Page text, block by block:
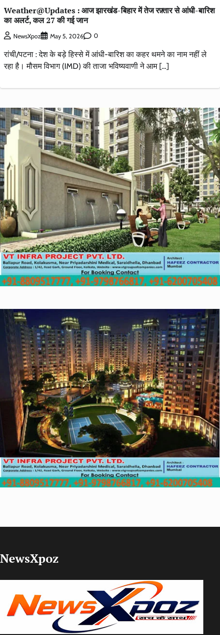
Weather@Updates : आज झारखंड-बिहार में तेज रफ़्तार से आंधी-बारिश
का अलर्ट, कल 27 की गई जान
NewsXpoz May 5, 2026 0
रांची/पटना : देश के बड़े हिस्से में आंधी-बारिश का कहर थमने का नाम नहीं ले
रहा है। मौसम विभाग (IMD) की ताजा भविष्यवाणी ने आम […]
NewsXpoz